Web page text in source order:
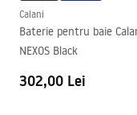
Calani
Baterie pentru baie
NEXOS Black
302,00 Lei